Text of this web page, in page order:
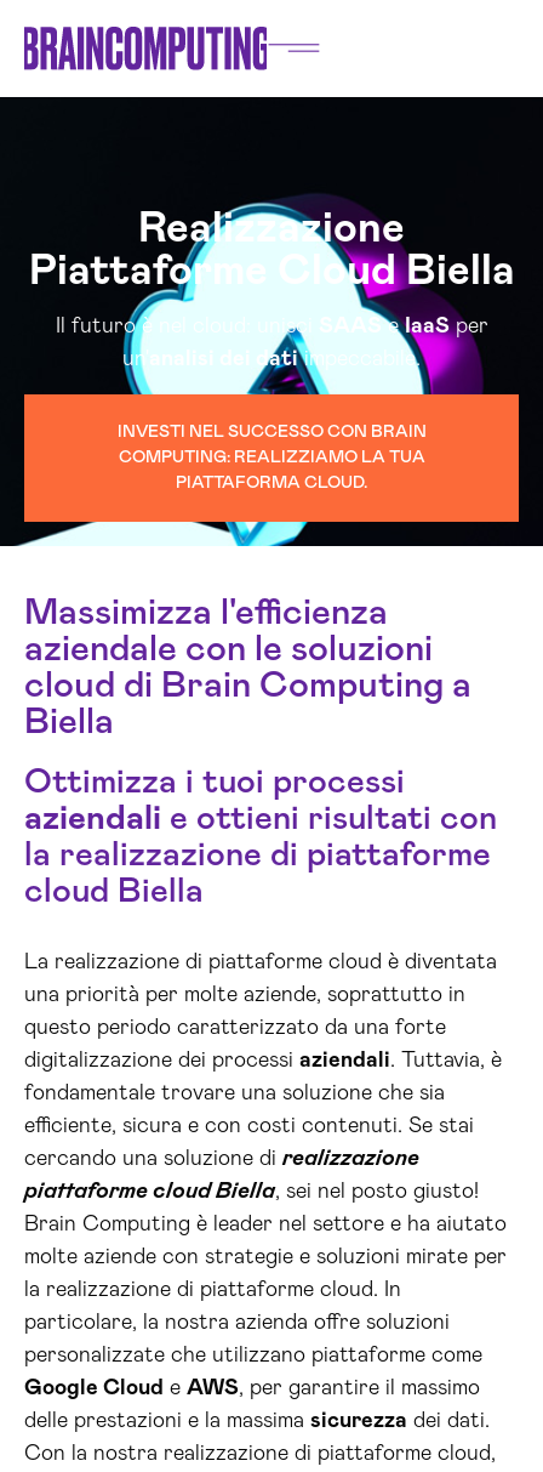
Realizzazione
Piattaforme Cloud Biella
Il futuro è nel cloud: unisci SAASeIaaSper
un'analisi dei datiimpeccabile.
INVESTI NEL SUCCESSO CON BRAIN
COMPUTING: REALIZZIAMO LA TUA
PIATTAFORMA CLOUD.
Massimizza l'efficienza
aziendale con le soluzioni
cloud di Brain Computing a
Biella
Ottimizza i tuoi processi
aziendali e ottieni risultati con
la realizzazione di piattaforme
cloud Biella
La realizzazione di piattaforme cloud è diventata
una priorità per molte aziende, soprattutto in
questo periodo caratterizzato da una forte
digitalizzazione dei processi aziendali. Tuttavia, è
fondamentale trovare una soluzione che sia
efficiente, sicura e con costi contenuti. Se stai
cercando una soluzione direalizzazione
piattaforme cloud Biella, sei nel posto giusto!
Brain Computing è leader nel settore e ha aiutato
molte aziende con strategie e soluzioni mirate per
la realizzazione di piattaforme cloud. In
particolare, la nostra azienda offre soluzioni
personalizzate che utilizzano piattaforme come
Google Cloud e AWS, per garantire il massimo
delle prestazioni e la massima sicurezza dei dati.
Con la nostra realizzazione di piattaforme cloud,